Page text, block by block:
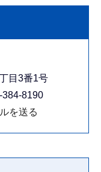
目3番1号
8190
を送る